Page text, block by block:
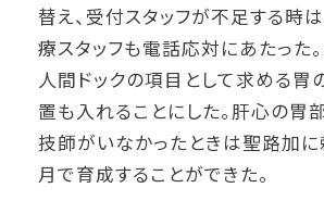
替え、受付スタッフが不足する時
療スタッフも電話応対にあたった
人間ドックの項目として求める胃
置も入れることにした。肝心の胃
技師がいなかったときは聖路加に
月で育成することができた。